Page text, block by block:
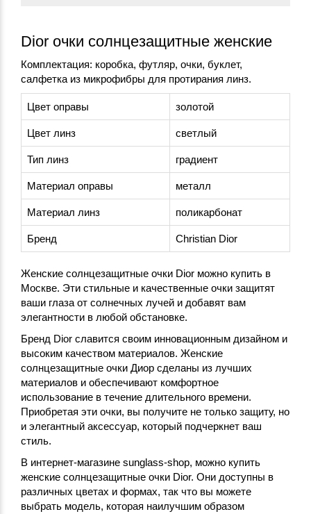
Dior очки солнцезащитные женские
Комплектация: коробка, футляр, очки, буклет,
салфетка из микрофибры для протирания линз.
Цвет оправы золотой
Цвет линз светлый
Тип линз градиент
Материал оправы металл
Материал линз поликарбонат
Бренд Christian Dior
Женские солнцезащитные очки Dior можно купить в
Москве. Эти стильные и качественные очки защитят
ваши глаза от солнечных лучей и добавят вам
элегантности в любой обстановке.
Бренд Dior славится своим инновационным дизайном и
высоким качеством материалов. Женские
солнцезащитные очки Диор сделаны из лучших
материалов и обеспечивают комфортное
использование в течение длительного времени.
Приобретая эти очки, вы получите не только защиту, но
и элегантный аксессуар, который подчеркнет ваш
стиль.
В интернет-магазине sunglass-shop, можно купить
женские солнцезащитные очки Dior. Они доступны в
различных цветах и формах, так что вы можете
выбрать модель, которая наилучшим образом